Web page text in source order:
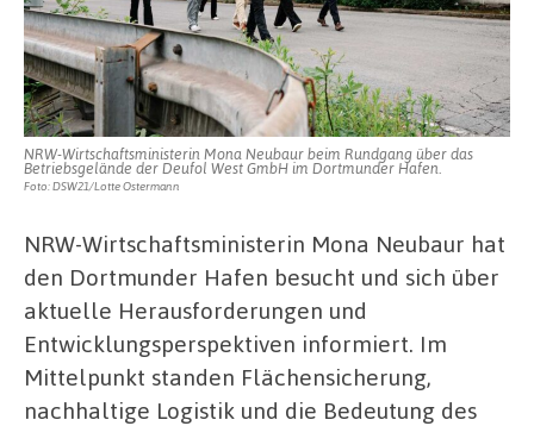
NRW-Wirtschaftsministerin Mona Neubaur beim Rundgang über das
Betriebsgelände der Deufol West GmbH im Dortmunder Hafen.
Foto: DSW21/Lotte Ostermann
NRW-Wirtschaftsministerin Mona Neubaur hat
den Dortmunder Hafen besucht und sich über
aktuelle Herausforderungen und
Entwicklungsperspektiven informiert. Im
Mittelpunkt standen Flächensicherung,
nachhaltige Logistik und die Bedeutung des